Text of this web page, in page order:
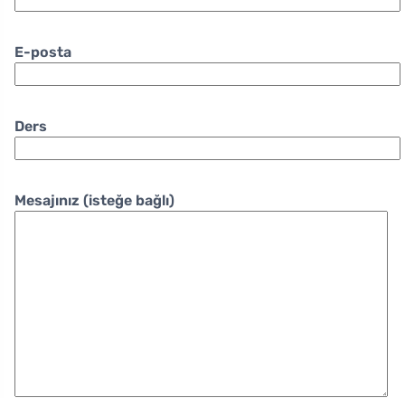
E-posta
Ders
Mesajınız (isteğe bağlı)